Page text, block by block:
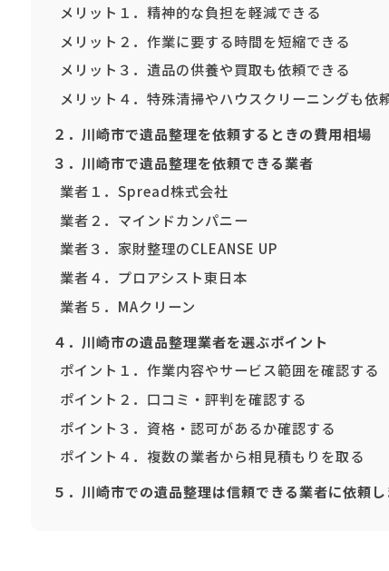
メリット１．精神的な負担を軽減できる
メリット２．作業に要する時間を短縮できる
メリット３．遺品の供養や買取も依頼できる
メリット４．特殊清掃やハウスクリーニングも依
２．川崎市で遺品整理を依頼するときの費用相場
３．川崎市で遺品整理を依頼できる業者
業者１．Spread株式会社
業者２．マインドカンパニー
業者３．家財整理のCLEANSE UP
業者４．プロアシスト東日本
業者５．MAクリーン
４．川崎市の遺品整理業者を選ぶポイント
ポイント１．作業内容やサービス範囲を確認する
ポイント２．口コミ・評判を確認する
ポイント３．資格・認可があるか確認する
ポイント４．複数の業者から相見積もりを取る
５．川崎市での遺品整理は信頼できる業者に依頼し